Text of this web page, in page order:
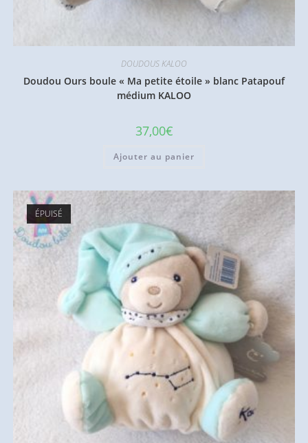
DOUDOUS KALOO
Doudou Ours boule « Ma petite étoile » blanc Patapouf
médium KALOO
37,00€
Ajouter au panier
ÉPUISÉ